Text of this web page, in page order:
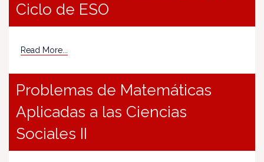
Ciclo de ESO
Read More...
Problemas de Matemáticas
Aplicadas a las Ciencias
Sociales II